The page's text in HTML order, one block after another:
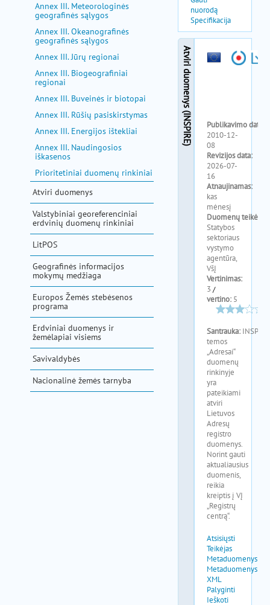
Annex III. Meteorologinės
geografinės sąlygos
Annex III. Okeanografinės
geografinės sąlygos
Annex III. Jūrų regionai
Annex III. Biogeografiniai
regionai
Annex III. Buveinės ir biotopai
Annex III. Rūšių pasiskirstymas
Annex III. Energijos ištekliai
Annex III. Naudingosios
iškasenos
Prioritetiniai duomenų rinkiniai
Atviri duomenys
Valstybiniai georeferenciniai
erdvinių duomenų rinkiniai
LitPOS
Geografinės informacijos
mokymų medžiaga
Europos Žemės stebėsenos
programa
Erdviniai duomenys ir
žemėlapiai visiems
Savivaldybės
Nacionalinė žemės tarnyba